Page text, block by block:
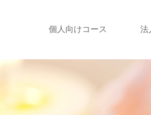
個人向けコース 法